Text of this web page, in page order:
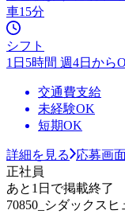
車15分
シフト
1日5時間 週4日から
交通費支給
未経験OK
短期OK
詳細を見る
応募画
正社員
あと1日で掲載終了
70850_シダックス